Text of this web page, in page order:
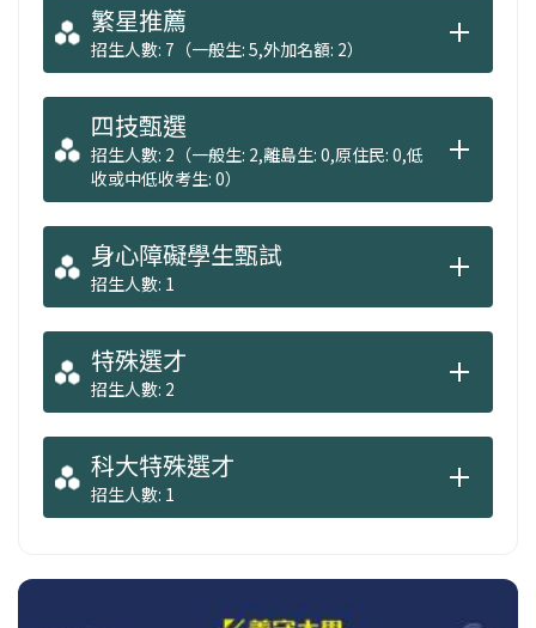
繁星推薦
招生人數: 7（一般生: 5,外加名額: 2）
四技甄選
招生人數: 2（一般生: 2,離島生: 0,原住民: 0,低
收或中低收考生: 0）
身心障礙學生甄試
招生人數: 1
特殊選才
招生人數: 2
科大特殊選才
招生人數: 1